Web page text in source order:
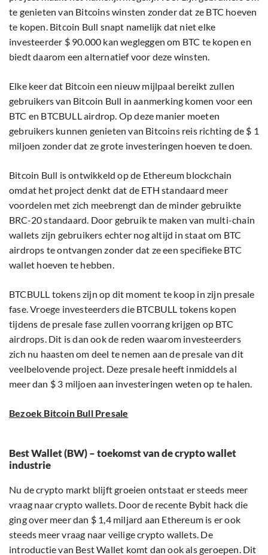
te genieten van Bitcoins winsten zonder dat ze BTC hoeven
te kopen. Bitcoin Bull snapt namelijk dat niet elke
investeerder $ 90.000 kan wegleggen om BTC te kopen en
biedt daarom een alternatief voor deze winsten.
Elke keer dat Bitcoin een nieuw mijlpaal bereikt zullen
gebruikers van Bitcoin Bull in aanmerking komen voor een
BTC en BTCBULL airdrop. Op deze manier moeten
gebruikers kunnen genieten van Bitcoins reis richting de $ 1
miljoen zonder dat ze grote investeringen hoeven te doen.
Bitcoin Bull is ontwikkeld op de Ethereum blockchain
omdat het project denkt dat de ETH standaard meer
voordelen met zich meebrengt dan de minder gebruikte
BRC-20 standaard. Door gebruik te maken van multi-chain
wallets zijn gebruikers echter nog altijd in staat om BTC
airdrops te ontvangen zonder dat ze een specifieke BTC
wallet hoeven te hebben.
BTCBULL tokens zijn op dit moment te koop in zijn presale
fase. Vroege investeerders die BTCBULL tokens kopen
tijdens de presale fase zullen voorrang krijgen op BTC
airdrops. Dit is dan ook de reden waarom investeerders
zich nu haasten om deel te nemen aan de presale van dit
veelbelovende project. Deze presale heeft inmiddels al
meer dan $ 3 miljoen aan investeringen weten op te halen.
Bezoek Bitcoin Bull Presale
Best Wallet (BW) – toekomst van de crypto wallet
industrie
Nu de crypto markt blijft groeien ontstaat er steeds meer
vraag naar crypto wallets. Door de recente Bybit hack die
ging over meer dan $ 1,4 miljard aan Ethereum is er ook
steeds meer vraag naar veilige crypto wallets. De
introductie van Best Wallet komt dan ook als geroepen. Dit